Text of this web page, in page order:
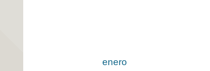
enero